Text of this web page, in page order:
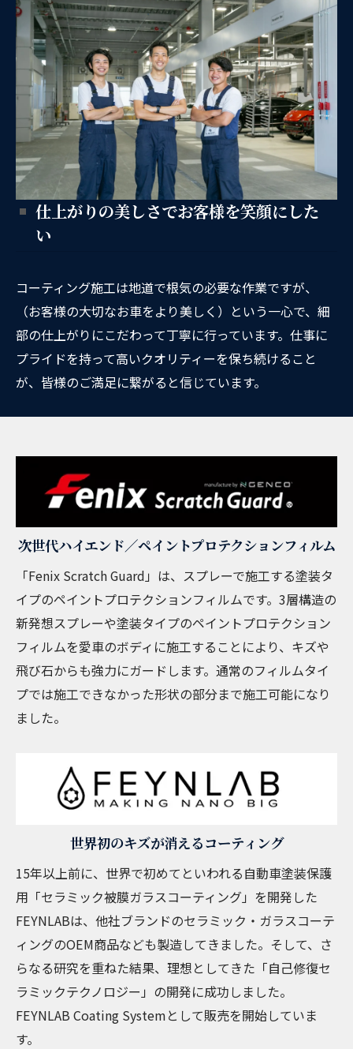
仕上がりの美しさでお客様を笑顔にした
い
コーティング施工は地道で根気の必要な作業ですが、
（お客様の大切なお車をより美しく）という一心で、細
部の仕上がりにこだわって丁寧に行っています。仕事に
プライドを持って高いクオリティーを保ち続けること
が、皆様のご満足に繋がると信じています。
次世代ハイエンド／ペイントプロテクションフィルム
「Fenix Scratch Guard」は、スプレーで施工する塗装タ
イプのペイントプロテクションフィルムです。3層構造の
新発想スプレーや塗装タイプのペイントプロテクション
フィルムを愛車のボディに施工することにより、キズや
飛び石からも強力にガードします。通常のフィルムタイ
プでは施工できなかった形状の部分まで施工可能になり
ました。
世界初のキズが消えるコーティング
15年以上前に、世界で初めてといわれる自動車塗装保護
用「セラミック被膜ガラスコーティング」を開発した
FEYNLABは、他社ブランドのセラミック・ガラスコーテ
ィングのOEM商品なども製造してきました。そして、さ
らなる研究を重ねた結果、理想としてきた「自己修復セ
ラミックテクノロジー」の開発に成功しました。
FEYNLAB Coating Systemとして販売を開始していま
す。